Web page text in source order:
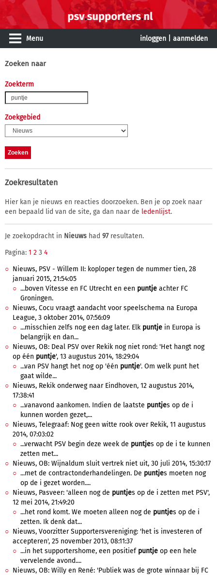
Menu inloggen aanmelden
Zoeken naar
Zoekterm
Zoekgebied
Zoekresultaten
Hier kan je nieuws en reacties doorzoeken. Ben je op zoek naar
een bepaald lid van de site, ga dan naar de ledenlijst.
Je zoekopdracht in Nieuws had 97resultaten.
Pagina: 1 2 3 4
Nieuws, PSV - Willem II: koploper tegen de nummer tien, 28
januari 2015, 21:54:05
...boven Vitesse en FC Utrecht en een puntje achter FC
Groningen.
Nieuws, Cocu vraagt aandacht voor speelschema na Europa
League, 3 oktober 2014, 07:56:09
...misschien zelfs nog een dag later. Elk puntje in Europa is
belangrijk en dan...
Nieuws, OB: Deal PSV over Rekik nog niet rond: 'Het hangt nog
op één puntje', 13 augustus 2014, 18:29:04
...van PSV hangt het nog op 'één puntje'. Om welk punt het
gaat wilde...
Nieuws, Rekik onderweg naar Eindhoven, 12 augustus 2014,
17:38:41
...vanavond aankomen. Indien de laatste puntjes op de i
kunnen worden gezet,...
Nieuws, Telegraaf: Nog geen witte rook over Rekik, 11 augustus
2014, 07:03:02
...verwacht PSV begin deze week de puntjes op de i te kunnen
zetten met...
Nieuws, OB: Wijnaldum sluit vertrek niet uit, 30 juli 2014, 15:30:17
...met de contractonderhandelingen. De puntjes moeten nog
op de i gezet worden....
Nieuws, Pasveer: 'alleen nog de puntjes op de i zetten met PSV',
12 mei 2014, 21:49:20
...het rond komt. We moeten alleen nog de puntjes op de i
zetten. Ik denk dat...
Nieuws, Voorzitter Supportersvereniging: 'het is investeren of
accepteren', 25 november 2013, 08:11:37
...in het supportershome, een positief puntje op een hele
vervelende avond....
Nieuws, OB: Willy en René: 'Publiek was de grote winnaar bij FC